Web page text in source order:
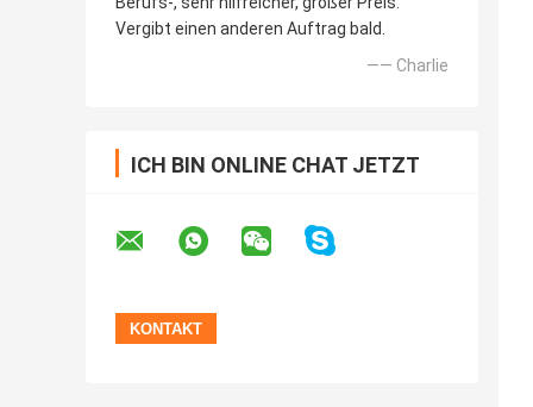
Vergibt einen anderen Auftrag bald.
—— Charlie
ICH BIN ONLINE CHAT JETZT